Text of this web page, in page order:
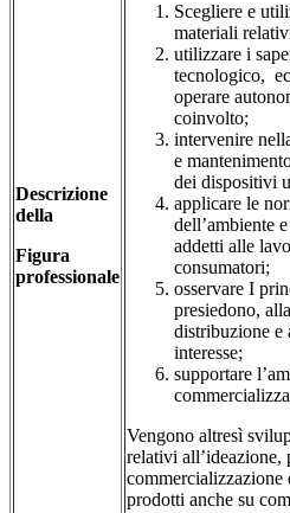
Descrizione
della
Figura
professionale
Scegliere e
materiali
utilizzare i
tecnologico,
operare
coinvolto;
intervenire
e
dei dispositivi
applicare le
dell’ambiente
addetti alle
consumatori;
osservare I
presiedono,
distribuzione e
interesse;
supportare
Vengono altresì
relativi all’ideazione,
commercializzazione
prodotti anche su